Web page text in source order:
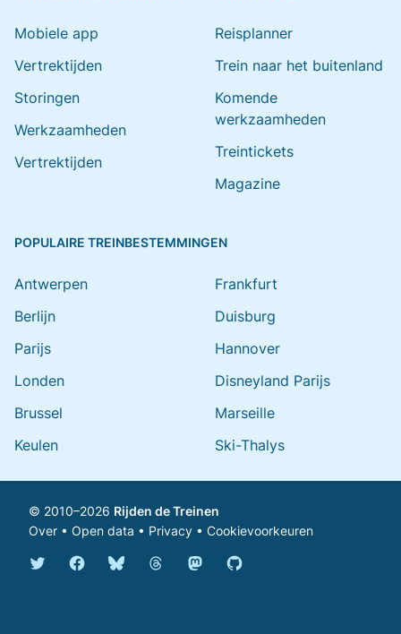
Mobiele app
Vertrektijden
Storingen
Werkzaamheden
Vertrektijden
Reisplanner
Trein naar het buitenland
Komende
werkzaamheden
Treintickets
Magazine
POPULAIRE TREINBESTEMMINGEN
Antwerpen
Berlijn
Parijs
Londen
Brussel
Keulen
Frankfurt
Duisburg
Hannover
Disneyland Parijs
Marseille
Ski-Thalys
© 2010–2026 Rijden de Treinen
Over • Open data • Privacy • Cookievoorkeuren